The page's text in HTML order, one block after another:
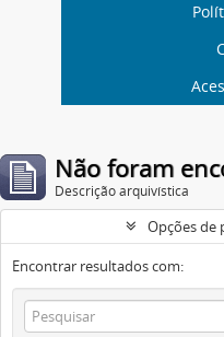
Não foram
Descrição arquivística
Opções de
Encontrar resultados com: